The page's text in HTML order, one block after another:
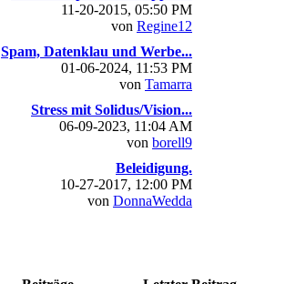
11-20-2015, 05:50 PM
von Regine12
Spam, Datenklau und Werbe...
01-06-2024, 11:53 PM
von Tamarra
Stress mit Solidus/Vision...
06-09-2023, 11:04 AM
von borell9
Beleidigung.
10-27-2017, 12:00 PM
von DonnaWedda